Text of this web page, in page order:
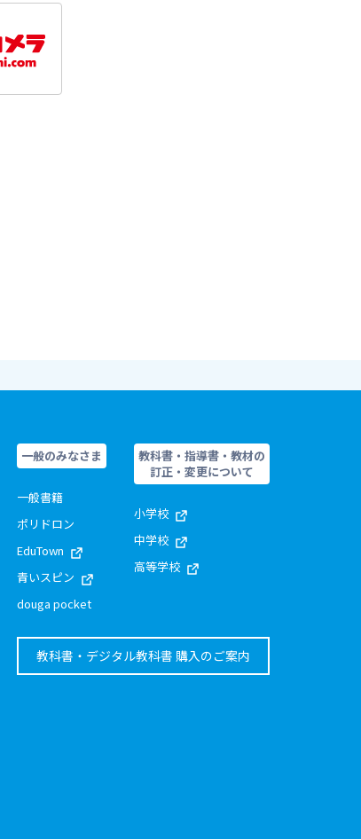
一般のみなさま
一般書籍
ポリドロン
EduTown
青いスピン
douga pocket
教科書・指導書・教材の
訂正・変更について
小学校
中学校
高等学校
教科書・デジタル教科書 購入のご案内